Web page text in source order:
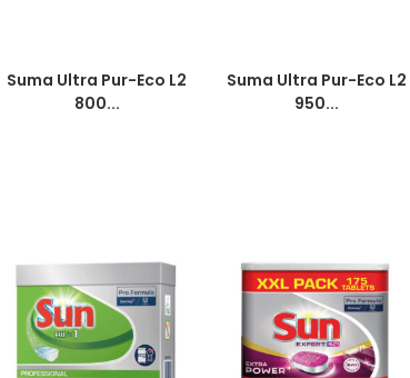
Suma Ultra Pur-Eco L2
800...
Suma Ultra Pur-Eco L2
950...